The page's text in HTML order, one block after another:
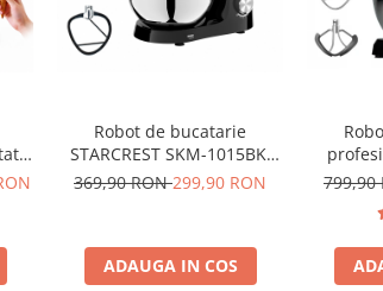
Robot de bucatarie
STARCREST SKM-1015BK,
1500 W, Bol 4.5 L Inox, 5
369,90 RON299,90 RON
ADAUGA IN COS
SKM-
Viteze
799,90